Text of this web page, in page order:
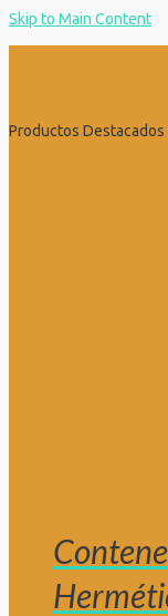
Skip to Main Content
Productos Destacados